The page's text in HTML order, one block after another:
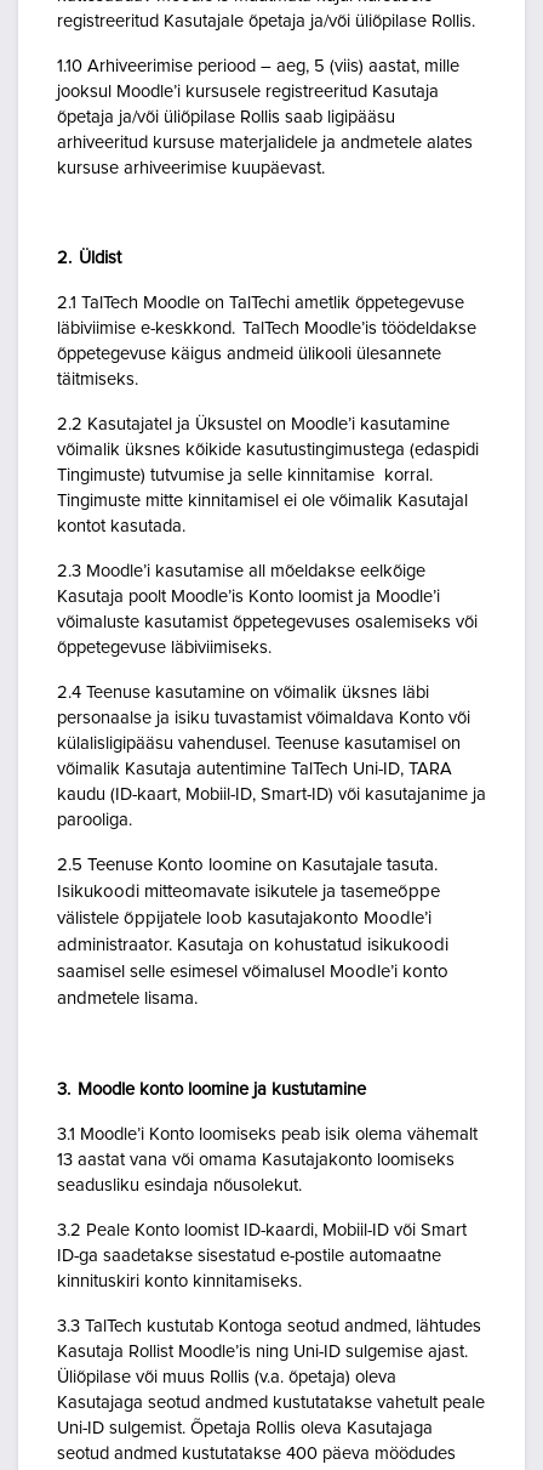
registreeritud Kasutajale õpetaja ja/või üliõpilase Rollis.
1.10 Arhiveerimise periood – aeg, 5 (viis) aastat, mille
jooksul Moodle’i kursusele registreeritud Kasutaja
õpetaja ja/või üliõpilase Rollis saab ligipääsu
arhiveeritud kursuse materjalidele ja andmetele alates
kursuse arhiveerimise kuupäevast.
2. Üldist
2.1 TalTech Moodle on TalTechi ametlik õppetegevuse
läbiviimise e-keskkond. TalTech Moodle’is töödeldakse
õppetegevuse käigus andmeid ülikooli ülesannete
täitmiseks.
2.2 Kasutajatel ja Üksustel on Moodle’i kasutamine
võimalik üksnes kõikide kasutustingimustega (edaspidi
Tingimuste) tutvumise ja selle kinnitamise korral.
Tingimuste mitte kinnitamisel ei ole võimalik Kasutajal
kontot kasutada.
2.3 Moodle’i kasutamise all mõeldakse eelkõige
Kasutaja poolt Moodle’is Konto loomist ja Moodle’i
võimaluste kasutamist õppetegevuses osalemiseks või
õppetegevuse läbiviimiseks.
2.4 Teenuse kasutamine on võimalik üksnes läbi
personaalse ja isiku tuvastamist võimaldava Konto või
külalisligipääsu vahendusel. Teenuse kasutamisel on
võimalik Kasutaja autentimine TalTech Uni-ID, TARA
kaudu (ID-kaart, Mobiil-ID, Smart-ID) või kasutajanime ja
parooliga.
2.5 Teenuse Konto loomine on Kasutajale tasuta.
Isikukoodi mitteomavate isikutele ja tasemeõppe
välistele õppijatele loob kasutajakonto Moodle’i
administraator. Kasutaja on kohustatud isikukoodi
saamisel selle esimesel võimalusel Moodle’i konto
andmetele lisama.
3. Moodle konto loomine ja kustutamine
3.1 Moodle’i Konto loomiseks peab isik olema vähemalt
13 aastat vana või omama Kasutajakonto loomiseks
seadusliku esindaja nõusolekut.
3.2 Peale Konto loomist ID-kaardi, Mobiil-ID või Smart
ID-ga saadetakse sisestatud e-postile automaatne
kinnituskiri konto kinnitamiseks.
3.3 TalTech kustutab Kontoga seotud andmed, lähtudes
Kasutaja Rollist Moodle’is ning Uni-ID sulgemise ajast.
Üliõpilase või muus Rollis (v.a. õpetaja) oleva
Kasutajaga seotud andmed kustutatakse vahetult peale
Uni-ID sulgemist. Õpetaja Rollis oleva Kasutajaga
seotud andmed kustutatakse 400 päeva möödudes